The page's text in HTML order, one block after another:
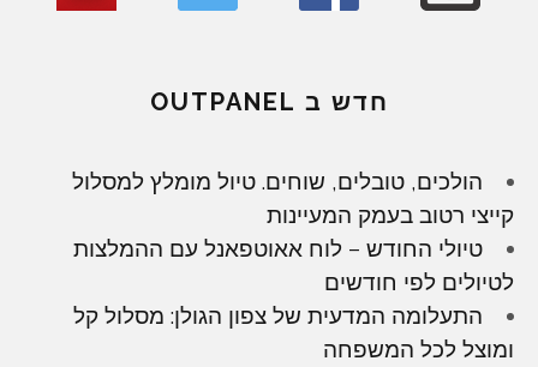
חדש ב OUTPANEL
הולכים, טובלים, שוחים. טיול מומלץ למסלול
קייצי רטוב בעמק המעיינות
טיולי החודש – לוח אאוטפאנל עם ההמלצות
לטיולים לפי חודשים
התעלומה המדעית של צפון הגולן: מסלול קל
ומוצל לכל המשפחה